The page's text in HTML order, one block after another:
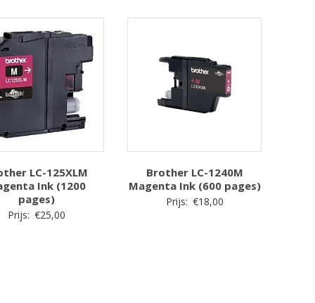
LC-125XLM
Ink (1200
pages)
Prijs: €25,00
Brother LC-1240M
Magenta Ink (600 pages)
Prijs: €18,00